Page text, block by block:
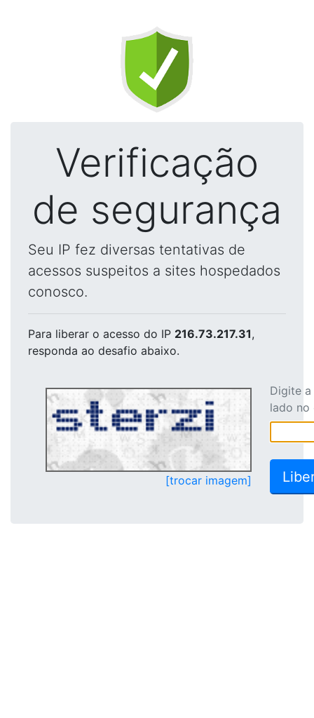
Verificação
de segurança
Seu IP fez diversas tentativas de
acessos suspeitos a sites hospedados
conosco.
Para liberar o acesso do IP 216.73.217.31,
responda ao desafio abaixo.
[trocar imagem]
Digite
lado no